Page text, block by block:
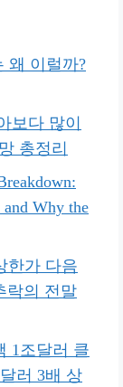
왜 이럴까?
보다 많이
총정리
and Why the
한가 다음
락의 전말
1조달러 클
러 3배 상